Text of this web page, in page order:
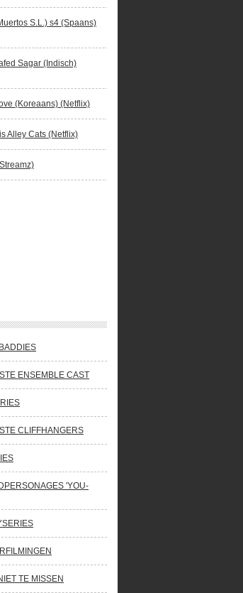
S.L.) s4 (Spaans)
Sagar (Indisch)
(Koreaans) (Netflix)
Alley Cats (Netflix)
ENSEMBLE CAST
CLIFFHANGERS
'YOU-
TE MISSEN